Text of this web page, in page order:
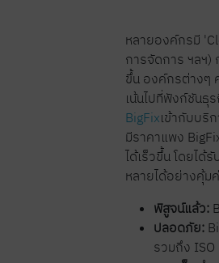
หลายองค์กรมี
การจัดการ ฯลฯ)
ขึ้น องค์กรต่างๆ
เน้นไปที่ฟังก์ชันธุ
BigFixเข้ากับบริ
มีราคาแพง
ได้เร็วขึ้น โดยไ
หลายได้อย่างคุ้ม
พิสูจน์แล้ว:
ปลอดภัย:
รวมถึง ISO